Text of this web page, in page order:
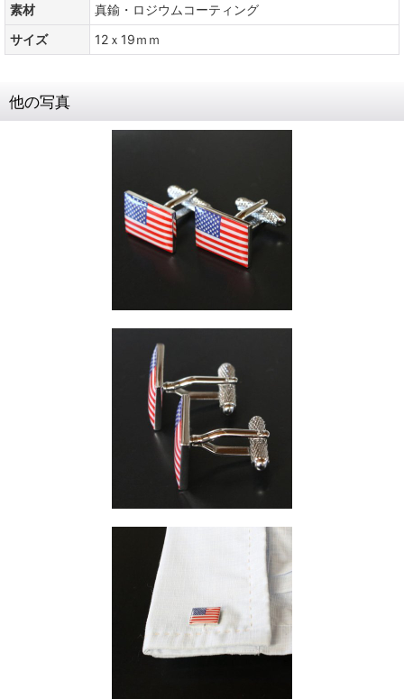
素材
真鍮・ロジウムコーティング
サイズ
12ｘ19ｍｍ
他の写真